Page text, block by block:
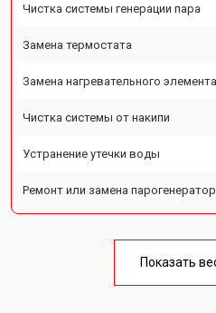
Чистка системы генерации пара
Замена термостата
Замена нагревательного элемента
Чистка системы от накипи
Устранение утечки воды
Ремонт или замена
Показать